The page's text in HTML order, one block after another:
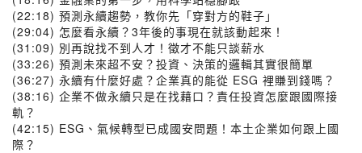
(22:18) 預測永續趨勢，教你先「穿對方的鞋子」
(29:04) 怎麼看永續？3年後的事現在就該動起來！
(31:09) 別再說找不到人才！徵才不能只談薪水
(33:26) 預測未來超不安？投資、決策的邏輯其實很簡單
(36:27) 永續有什麼好處？企業真的能從 ESG 裡賺到錢嗎？
(38:16) 企業不做永續只是在找藉口？責任投資怎麼跟國際接
軌？
(42:15) ESG、氣候轉型已成國安問題！本土企業如何跟上國
際？